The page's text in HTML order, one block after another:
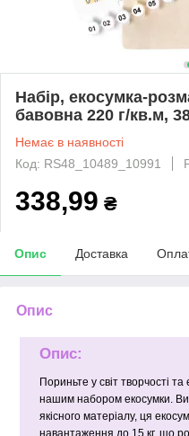
Набір, екосумка-
бавовна 220 г/кв.м,
Немає в наявності
Код: RS48_10489_10991
338,99 ₴
Опис Доставка
Опис
Опис:
Пориньте у світ творчості та
нашим набором екосумки.
якісного матеріалу, ця
навантаження до 15 кг, що